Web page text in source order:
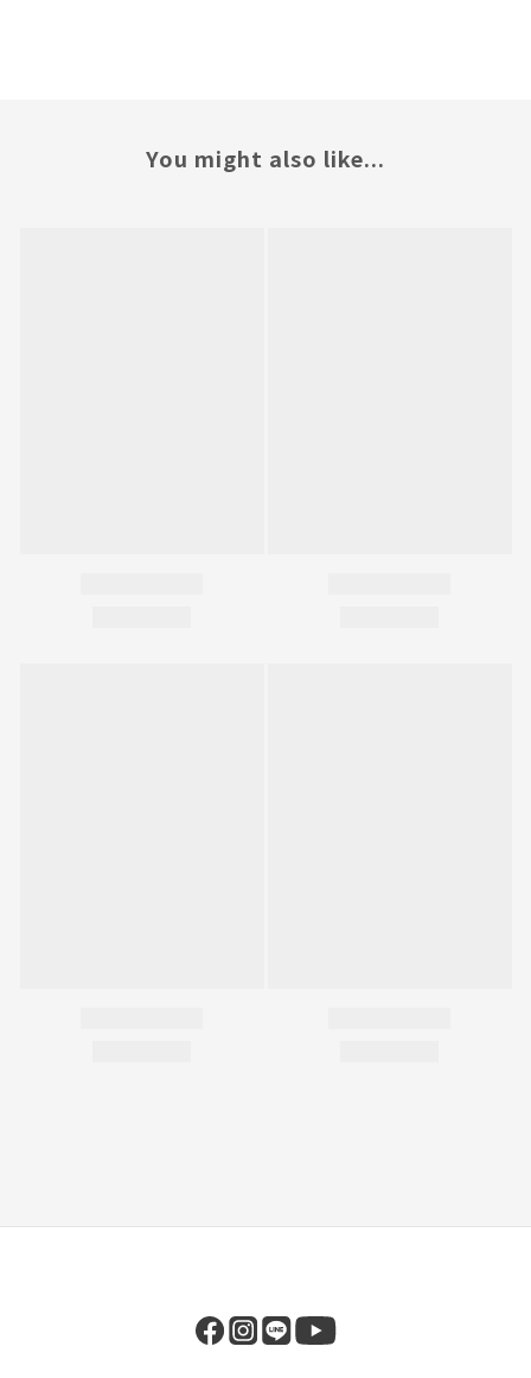
You might also like...